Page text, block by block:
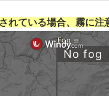
れている場合、霧に注